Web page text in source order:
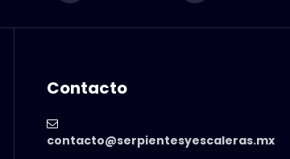
Contacto
contacto@serpientesyescaleras.mx